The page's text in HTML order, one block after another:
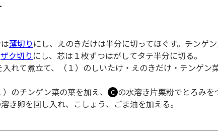
薄切り にし、えのきだけは半分に切ってほぐす。チンゲ
ザク切り にし、芯は１枚ずつはがしてタテ半分に切る。
入れて煮立て、（１）のしいたけ・えのきだけ・チンゲン
のチンゲン菜の葉を加え、 Ｃ の水溶き片栗粉でとろみを
溶き卵を回し入れ、こしょう、ごま油を加える。